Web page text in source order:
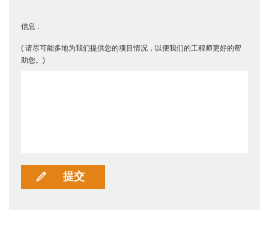
信息 :
( 请尽可能多地为我们提供您的项目情况，以便我们的工程师更好的帮
助您。)